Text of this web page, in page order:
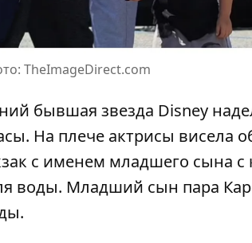
TheImageDirect.com
бывшая звезда Disney
На плече актрисы висела
с именем младшего сына
воды. Младший сын пара